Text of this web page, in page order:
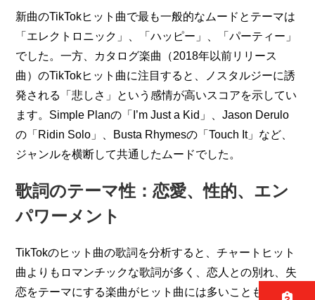
新曲のTikTokヒット曲で最も一般的なムードとテーマは
「エレクトロニック」、「ハッピー」、「パーティー」
でした。一方、カタログ楽曲（2018年以前リリース
曲）のTikTokヒット曲に注目すると、ノスタルジーに誘
発される「悲しさ」という感情が高いスコアを示してい
ます。Simple Planの「I’m Just a Kid」、Jason Derulo
の「Ridin Solo」、Busta Rhymesの「Touch It」など、
ジャンルを横断して共通したムードでした。
歌詞のテーマ性：恋愛、性的、エン
パワーメント
TikTokのヒット曲の歌詞を分析すると、チャートヒット
曲よりもロマンチックな歌詞が多く、恋人との別れ、失
恋をテーマにする楽曲がヒット曲には多いことも分かり